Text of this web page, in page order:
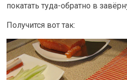
покатать туда-обратно в
Получится вот так: